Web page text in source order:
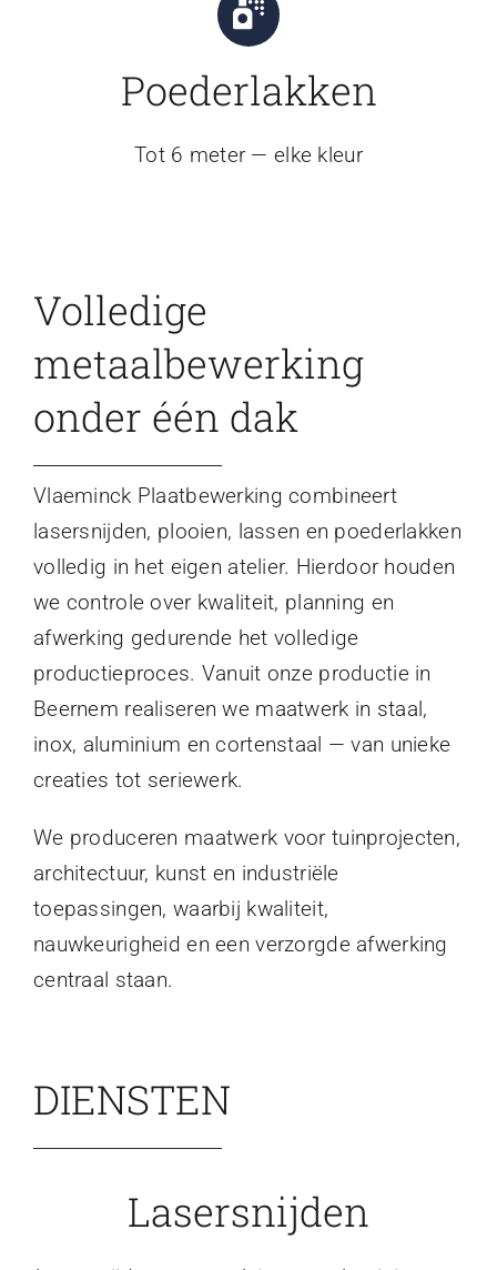
Poederlakken
Tot 6 meter — elke kleur
Volledige
metaalbewerking
onder één dak
Vlaeminck Plaatbewerking combineert
lasersnijden, plooien, lassen en poederlakken
volledig in het eigen atelier. Hierdoor houden
we controle over kwaliteit, planning en
afwerking gedurende het volledige
productieproces. Vanuit onze productie in
Beernem realiseren we maatwerk in staal,
inox, aluminium en cortenstaal — van unieke
creaties tot seriewerk.
We produceren maatwerk voor tuinprojecten,
architectuur, kunst en industriële
toepassingen, waarbij kwaliteit,
nauwkeurigheid en een verzorgde afwerking
centraal staan.
DIENSTEN
Lasersnijden